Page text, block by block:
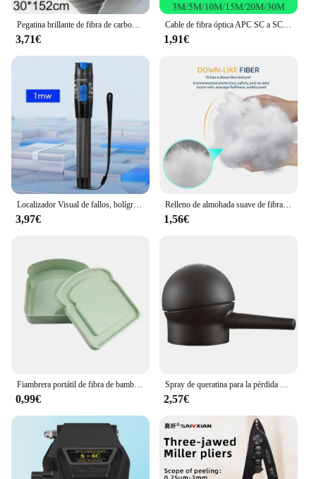
Pegatina brillante de fibra de carbono 7D para coche, lámina de calcomanías para automóvil, resistente a la suciedad y al agua, 30cm X 15, 2cm/12 "X 60"
3,71€
Cable de fibra óptica APC SC a SC, Cable de extensión interior de 1 núcleo, modo único óptico, Cable de parche de conversión simple, 3M/5M/10M/15M/20M/30M
1,91€
Localizador Visual de fallos, bolígrafo de prueba de Cable de fibra óptica FTTH, probador de fibra óptica SC/FC/ST, interfaz VFL de 2,5mm, 1/10/20/30/50/60/80MW
3,97€
Relleno de almohada suave de fibra de poliéster de primera calidad, relleno para animales de peluche, juguetes, decoraciones en la nube, fibra similar al plumón EPE, 100g, 500g, 1000g
1,56€
0,99€ 2,57€